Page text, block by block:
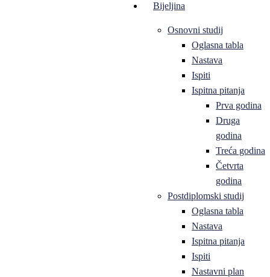
Bijeljina
Osnovni studij
Oglasna tabla
Nastava
Ispiti
Ispitna pitanja
Prva godina
Druga
godina
Treća godina
Četvrta
godina
Postdiplomski studij
Oglasna tabla
Nastava
Ispitna pitanja
Ispiti
Nastavni plan